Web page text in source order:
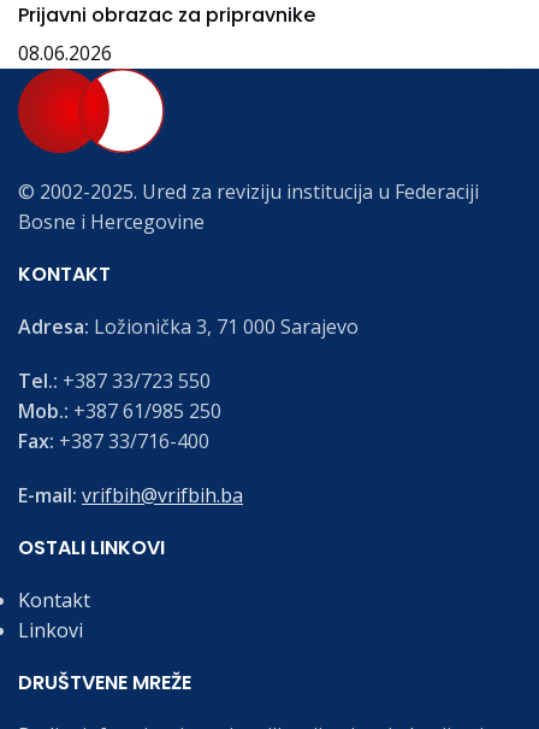
Prijavni obrazac za pripravnike
08.06.2026
© 2002-2025. Ured za reviziju institucija u Federaciji
Bosne i Hercegovine
KONTAKT
Adresa: Ložionička 3, 71 000 Sarajevo
Tel.: +387 33/723 550
Mob.: +387 61/985 250
Fax: +387 33/716-400
E-mail: vrifbih@vrifbih.ba
OSTALI LINKOVI
Kontakt
Linkovi
DRUŠTVENE MREŽE